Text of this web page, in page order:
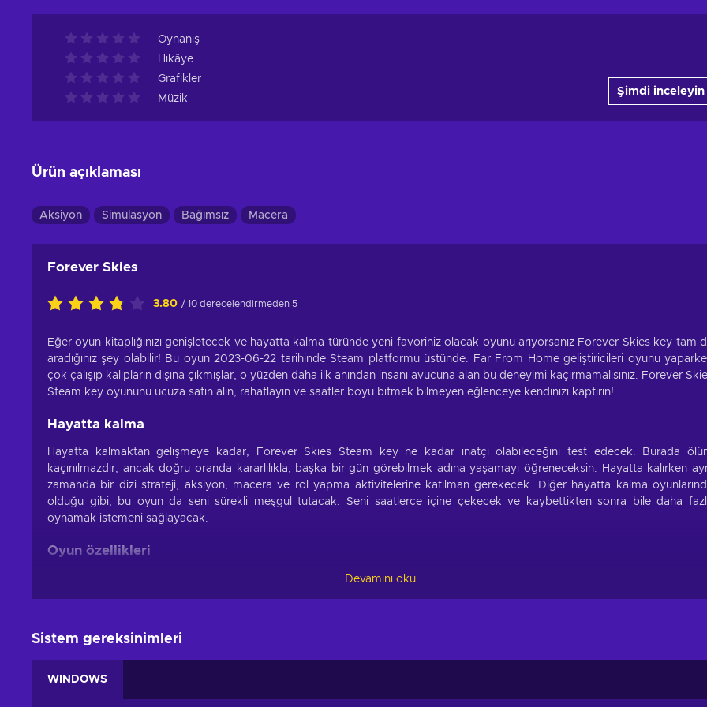
Oynanış
Hikâye
Grafikler
Müzik
Şimdi inceleyin
Ürün açıklaması
Aksiyon Simülasyon Bağımsız Macera
Forever Skies
3.80 / 10 derecelendirmeden 5
Eğer oyun kitaplığınızı genişletecek ve hayatta kalma türünde yeni favoriniz olacak oyunu arıyorsanız Forever Skies key tam
aradığınız şey olabilir! Bu oyun 2023-06-22 tarihinde Steam platformu üstünde. Far From Home geliştiricileri oyunu
çok çalışıp kalıpların dışına çıkmışlar, o yüzden daha ilk anından insanı avucuna alan bu deneyimi kaçırmamalısınız. Forever
Steam key oyununu ucuza satın alın, rahatlayın ve saatler boyu bitmek bilmeyen eğlenceye kendinizi kaptırın!
Hayatta kalma
Hayatta kalmaktan gelişmeye kadar, Forever Skies Steam key ne kadar inatçı olabileceğini test edecek. Burada
kaçınılmazdır, ancak doğru oranda kararlılıkla, başka bir gün görebilmek adına yaşamayı öğreneceksin. Hayatta kalırken
zamanda bir dizi strateji, aksiyon, macera ve rol yapma aktivitelerine katılman gerekecek. Diğer hayatta kalma
olduğu gibi, bu oyun da seni sürekli meşgul tutacak. Seni saatlerce içine çekecek ve kaybettikten sonra bile daha
oynamak istemeni sağlayacak.
Oyun özellikleri
Forever Skies key sizi saatlerce ekran karşısına yapıştıracak birçok oynanış unsuru içeriyor! İşte oyundan keyif
Macera – Keşfetmeniz, karakterlerle etkileşime girmeniz, bulmacaları çözmeniz ve gizemleri açığa çıkarmanız bekleniyor;
Devamını oku
Sistem gereksinimleri
WINDOWS